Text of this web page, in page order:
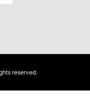
reserved.